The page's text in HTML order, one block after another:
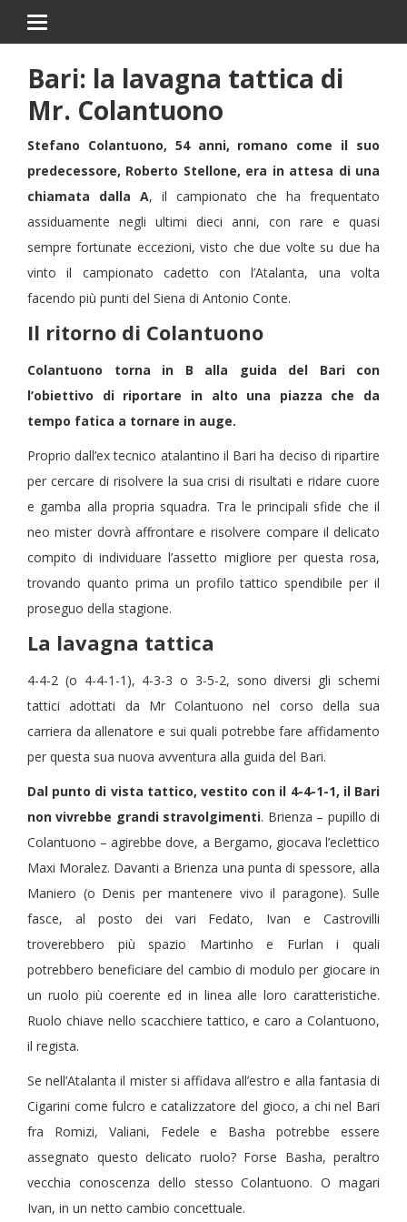
Bari: la lavagna tattica di
Mr. Colantuono
Stefano Colantuono, 54 anni, romano come il suo
predecessore, Roberto Stellone, era in attesa di una
chiamata dalla A, il campionato che ha frequentato
assiduamente negli ultimi dieci anni, con rare e quasi
sempre fortunate eccezioni, visto che due volte su due ha
vinto il campionato cadetto con l’Atalanta, una volta
facendo più punti del Siena di Antonio Conte.
Il ritorno di Colantuono
Colantuono torna in B alla guida del Bari con
l’obiettivo di riportare in alto una piazza che da
tempo fatica a tornare in auge.
Proprio dall’ex tecnico atalantino il Bari ha deciso di ripartire
per cercare di risolvere la sua crisi di risultati e ridare cuore
e gamba alla propria squadra. Tra le principali sfide che il
neo mister dovrà affrontare e risolvere compare il delicato
compito di individuare l’assetto migliore per questa rosa,
trovando quanto prima un profilo tattico spendibile per il
proseguo della stagione.
La lavagna tattica
4-4-2 (o 4-4-1-1), 4-3-3 o 3-5-2, sono diversi gli schemi
tattici adottati da Mr Colantuono nel corso della sua
carriera da allenatore e sui quali potrebbe fare affidamento
per questa sua nuova avventura alla guida del Bari.
Dal punto di vista tattico, vestito con il 4-4-1-1, il Bari
non vivrebbe grandi stravolgimenti. Brienza – pupillo di
Colantuono – agirebbe dove, a Bergamo, giocava l’eclettico
Maxi Moralez. Davanti a Brienza una punta di spessore, alla
Maniero (o Denis per mantenere vivo il paragone). Sulle
fasce, al posto dei vari Fedato, Ivan e Castrovilli
troverebbero più spazio Martinho e Furlan i quali
potrebbero beneficiare del cambio di modulo per giocare in
un ruolo più coerente ed in linea alle loro caratteristiche.
Ruolo chiave nello scacchiere tattico, e caro a Colantuono,
il regista.
Se nell’Atalanta il mister si affidava all’estro e alla fantasia di
Cigarini come fulcro e catalizzatore del gioco, a chi nel Bari
fra Romizi, Valiani, Fedele e Basha potrebbe essere
assegnato questo delicato ruolo? Forse Basha, peraltro
vecchia conoscenza dello stesso Colantuono. O magari
Ivan, in un netto cambio concettuale.